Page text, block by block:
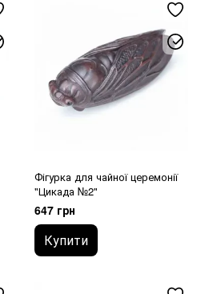
Фігурка для чайної церемонії
"Цикада №2"
647 грн
Купити